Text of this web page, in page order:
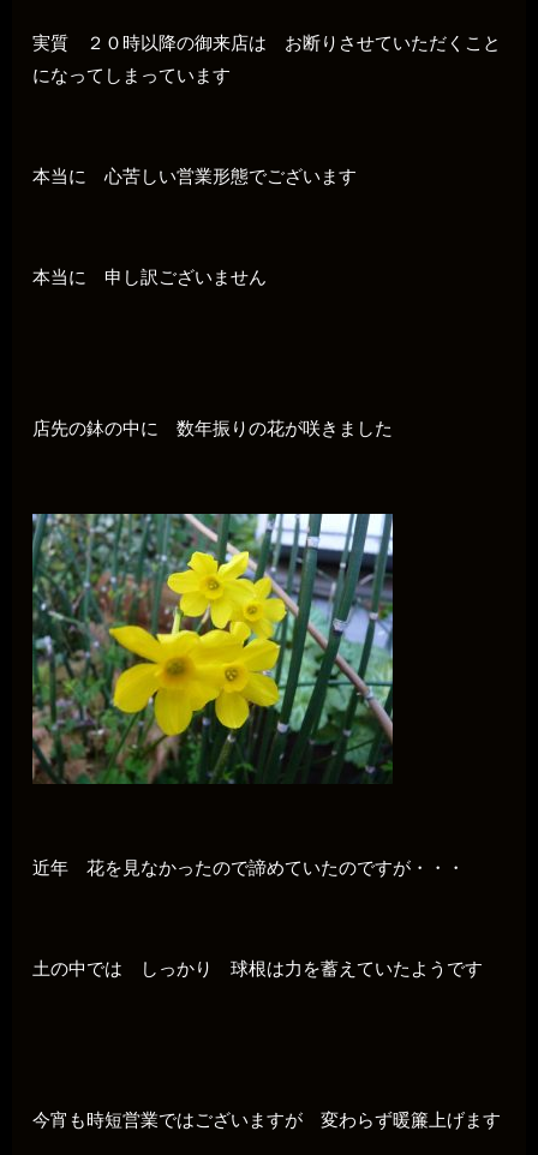
実質 ２０時以降の御来店は お断りさせていただくこと
になってしまっています
本当に 心苦しい営業形態でございます
本当に 申し訳ございません
店先の鉢の中に 数年振りの花が咲きました
近年 花を見なかったので諦めていたのですが・・・
土の中では しっかり 球根は力を蓄えていたようです
今宵も時短営業ではございますが 変わらず暖簾上げます